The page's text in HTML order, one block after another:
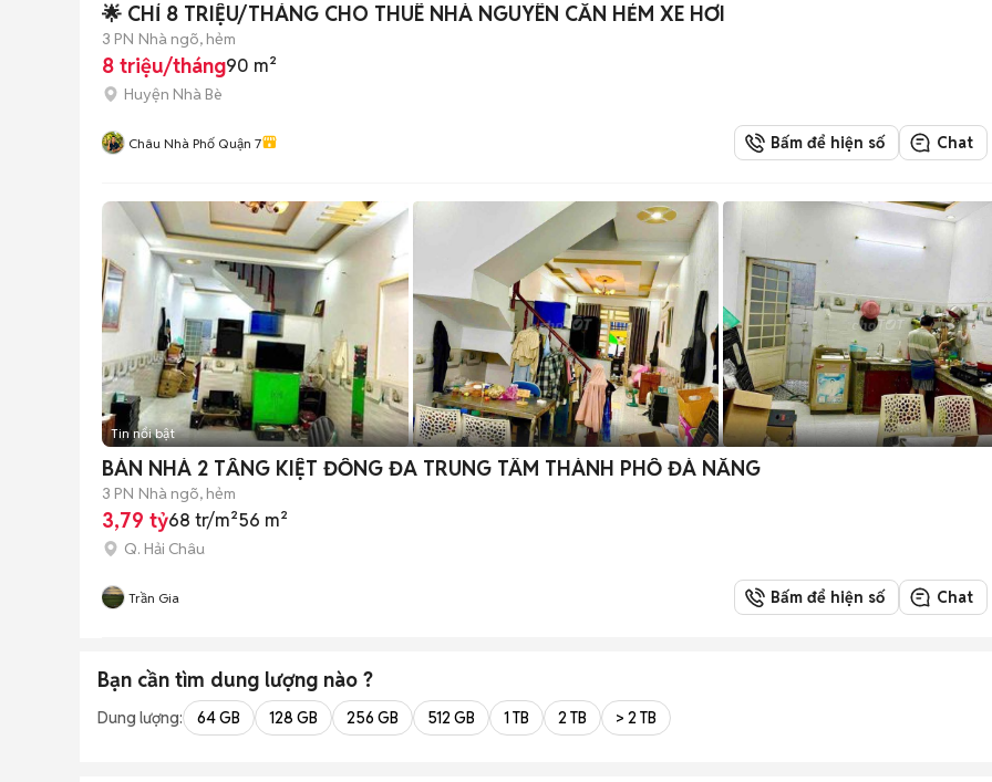
🌟 CHỈ 8 TRIỆU/THÁNG CHO THUÊ NHÀ NGUYÊN CĂN HẺM XE HƠI
3 PN Nhà ngõ, hẻm
8 triệu/tháng90 m²
Huyện Nhà Bè
Châu Nhà Phố Quận 7 Bấm để hiện số Chat
Tin nổi bật
BÁN NHÀ 2 TẦNG KIỆT ĐỐNG ĐA TRUNG TÂM THÀNH PHỐ ĐÀ NẴNG
3 PN Nhà ngõ, hẻm
3,79 tỷ68 tr/m²56 m²
Q. Hải Châu
Trần Gia Bấm để hiện số Chat
Bạn cần tìm dung lượng nào ?
Dung lượng: 64 GB 128 GB 256 GB 512 GB 1 TB 2 TB > 2 TB